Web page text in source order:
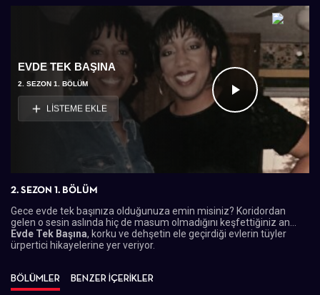
Videoyu
Oynat
EVDE TEK BAŞINA
2. SEZON 1. BÖLÜM
LİSTEME EKLE
2. SEZON 1. BÖLÜM
Gece evde tek başınıza olduğunuza emin misiniz? Koridordan
gelen o sesin aslında hiç de masum olmadığını keşfettiğiniz an...
Evde Tek Başına, korku ve dehşetin ele geçirdiği evlerin tüyler
ürpertici hikayelerine yer veriyor.
BÖLÜMLER BENZER İÇERİKLER